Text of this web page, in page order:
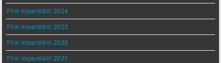
Film imperdibili 2024
Film imperdibili 2023
Film imperdibili 2022
Film imperdibili 2021